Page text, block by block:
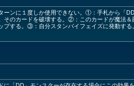
ーンに１度しか使用できない。①：手札から「
そのカードを破壊する。②：このカードが魔法
プする。③：自分スタンバイフェイズに発動する